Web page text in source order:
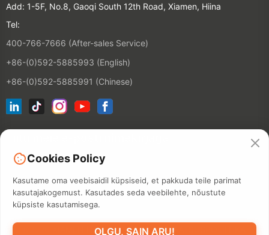
Add: 1-5F, No.8, Gaoqi South 12th Road, Xiamen, Hiina
Tel:
400-766-7666 (After-sales Service)
+86-(0)592-5885993 (English)
+86-(0)592-5885991 (Chinese)
©2026 XIAMEN HANIN CO., LTD.PRIVAATSUSPOLIITIKA
Cookies Policy
Kasutame oma veebisaidil küpsiseid, et pakkuda teile parimat
kasutajakogemust. Kasutades seda veebilehte, nõustute
küpsiste kasutamisega.
OLGU, SAIN ARU!